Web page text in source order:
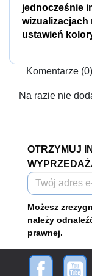
jednocześnie
wizualizacjach
ustawień
Komentarze (0)
Na razie nie
OTRZYMUJ
Możesz
należy
prawnej.